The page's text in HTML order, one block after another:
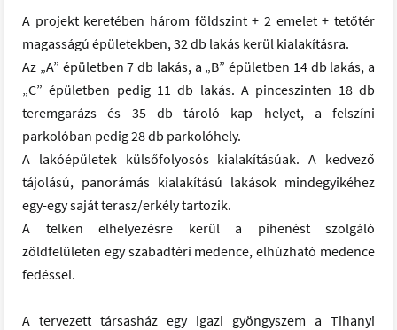
A projekt keretében három földszint + 2 emelet + tetőtér
magasságú épületekben, 32 db lakás kerül kialakításra.
Az „A” épületben 7 db lakás, a „B” épületben 14 db lakás, a
„C” épületben pedig 11 db lakás. A pinceszinten 18 db
teremgarázs és 35 db tároló kap helyet, a felszíni
parkolóban pedig 28 db parkolóhely.
A lakóépületek külsőfolyosós kialakításúak. A kedvező
tájolású, panorámás kialakítású lakások mindegyikéhez
egy-egy saját terasz/erkély tartozik.
A telken elhelyezésre kerül a pihenést szolgáló
zöldfelületen egy szabadtéri medence, elhúzható medence
fedéssel.
A tervezett társasház egy igazi gyöngyszem a Tihanyi